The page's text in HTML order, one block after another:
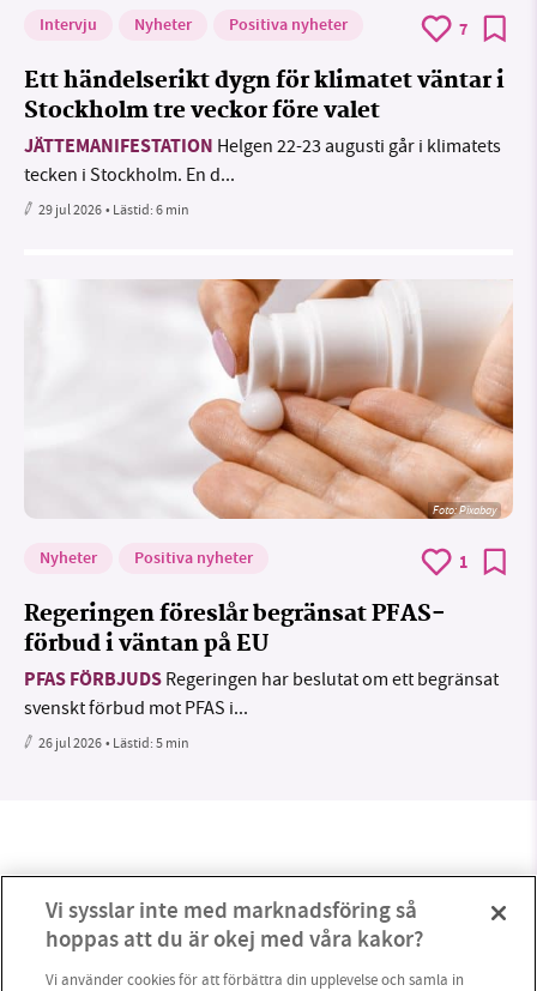
Intervju Nyheter Positiva nyheter 7
Ett händelserikt dygn för klimatet väntar i
Stockholm tre veckor före valet
JÄTTEMANIFESTATION Helgen 22-23 augusti går i klimatets
tecken i Stockholm. En d...
29 jul 2026• Lästid:6 min
Foto:Pixabay
Nyheter Positiva nyheter 1
Regeringen föreslår begränsat PFAS-
förbud i väntan på EU
PFAS FÖRBJUDS Regeringen har beslutat om ett begränsat
svenskt förbud mot PFAS i...
26 jul 2026• Lästid:5 min
Vi sysslar inte med marknadsföring så
hoppas att du är okej med våra kakor?
Vi använder cookies för att förbättra din upplevelse och samla in